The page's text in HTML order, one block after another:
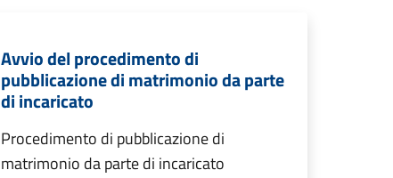
Avvio del procedimento di
pubblicazione di matrimonio da parte
di incaricato
Procedimento di pubblicazione di
matrimonio da parte di incaricato